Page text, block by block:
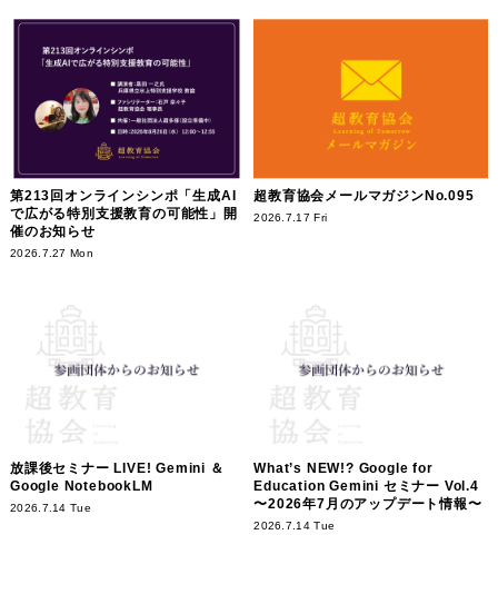
第213回オンラインシンポ「生成AI
で広がる特別支援教育の可能性」開
催のお知らせ
2026.7.27 Mon
超教育協会メールマガジンNo.095
2026.7.17 Fri
放課後セミナー LIVE! Gemini ＆
Google NotebookLM
2026.7.14 Tue
What’s NEW!? Google for
Education Gemini セミナー Vol.4
〜2026年7月のアップデート情報〜
2026.7.14 Tue